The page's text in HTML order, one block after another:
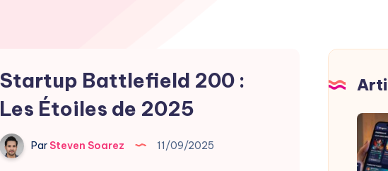
Startup Battlefield 200 :
Les Étoiles de 2025
Par Steven Soarez 11/09/2025
Le